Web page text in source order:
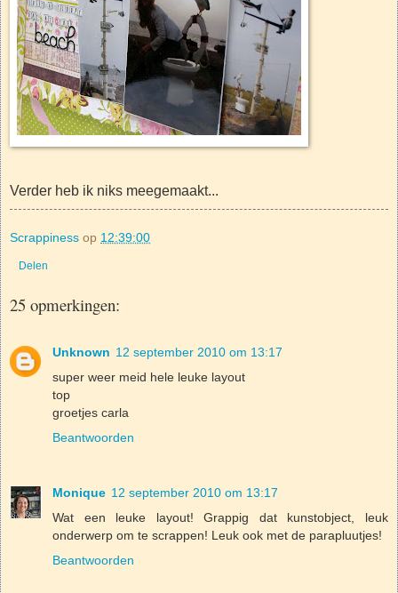
Verder heb ik niks meegemaakt...
Scrappiness op 12:39:00
Delen
25 opmerkingen:
Unknown 12 september 2010 om 13:17
super weer meid hele leuke layout
top
groetjes carla
Beantwoorden
Monique 12 september 2010 om 13:17
Wat een leuke layout! Grappig dat kunstobject, leuk
onderwerp om te scrappen! Leuk ook met de parapluutjes!
Beantwoorden